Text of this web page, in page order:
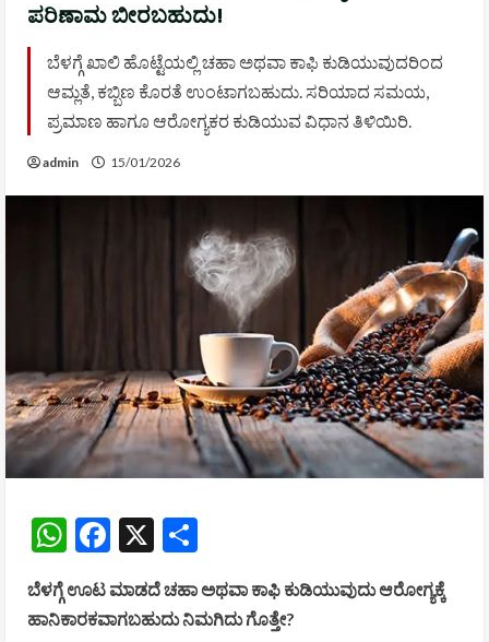
ಪರಿಣಾಮ ಬೀರಬಹುದು!
ಬೆಳಗ್ಗೆ ಖಾಲಿ ಹೊಟ್ಟೆಯಲ್ಲಿ ಚಹಾ ಅಥವಾ ಕಾಫಿ ಕುಡಿಯುವುದರಿಂದ
ಆಮ್ಲತೆ, ಕಬ್ಬಿಣ ಕೊರತೆ ಉಂಟಾಗಬಹುದು. ಸರಿಯಾದ ಸಮಯ,
ಪ್ರಮಾಣ ಹಾಗೂ ಆರೋಗ್ಯಕರ ಕುಡಿಯುವ ವಿಧಾನ ತಿಳಿಯಿರಿ.
admin 15/01/2026
WhatsApp
Facebook
X
ಬೆಳಗ್ಗೆ ಊಟ ಮಾಡದೆ ಚಹಾ ಅಥವಾ ಕಾಫಿ ಕುಡಿಯುವುದು ಆರೋಗ್ಯಕ್ಕೆ
ಹಾನಿಕಾರಕವಾಗಬಹುದು ನಿಮಗಿದು ಗೊತ್ತೇ?